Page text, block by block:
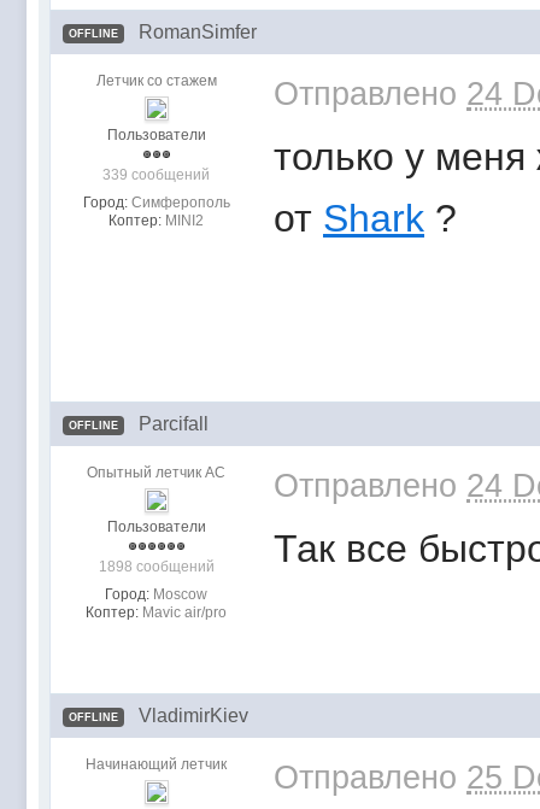
OFFLINE RomanSimfer
Летчик со стажем
Пользователи
339 сообщений
Город: Симферополь
Коптер: MINI2
Отправлено 24
только у
от Shark ?
OFFLINE Parcifall
Опытный летчик АС
Пользователи
1898 сообщений
Город: Moscow
Коптер: Mavic air/pro
Отправлено 24
Так все
OFFLINE VladimirKiev
Начинающий летчик Отправлено 25